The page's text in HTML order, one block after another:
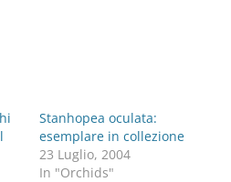
Stanhopea oculata:
esemplare in collezione
23 Luglio, 2004
In "Orchids"